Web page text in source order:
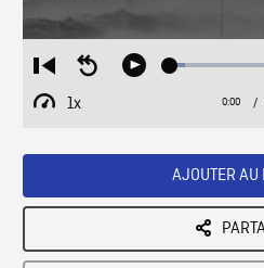
Restart
from
beginning
Seek
Play Loaded:
1x
Playback
Current
0:00 /
AJOUTER AU